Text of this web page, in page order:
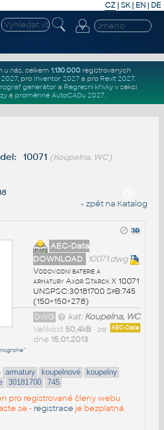
CZ | SK| EN | DE
u nás, celkem 1.130.000registrovaných
2027, pro Inventor 2027a pro Revit 2027.
generátor a Regresní křivkyv sekci
a proměnné AutoCADu 2027.
10071 (Koupelna, WC)
« zpět na Katalog
AEC-Data
DOWNLOAD
10071.dwg
Vodovodní baterie a
armatury Axor Starck X 10071
UNSPSC:30181700 SfB:745
(150×150×278)
kat:Koupelna, WC
DWG
AEC-Data
Velikost 50,4kB• ze
dne 15.01.2013
armatury koupelnové
koupelny
30181700 745
pro registrované členy webu
se - registrace je bezplatná.